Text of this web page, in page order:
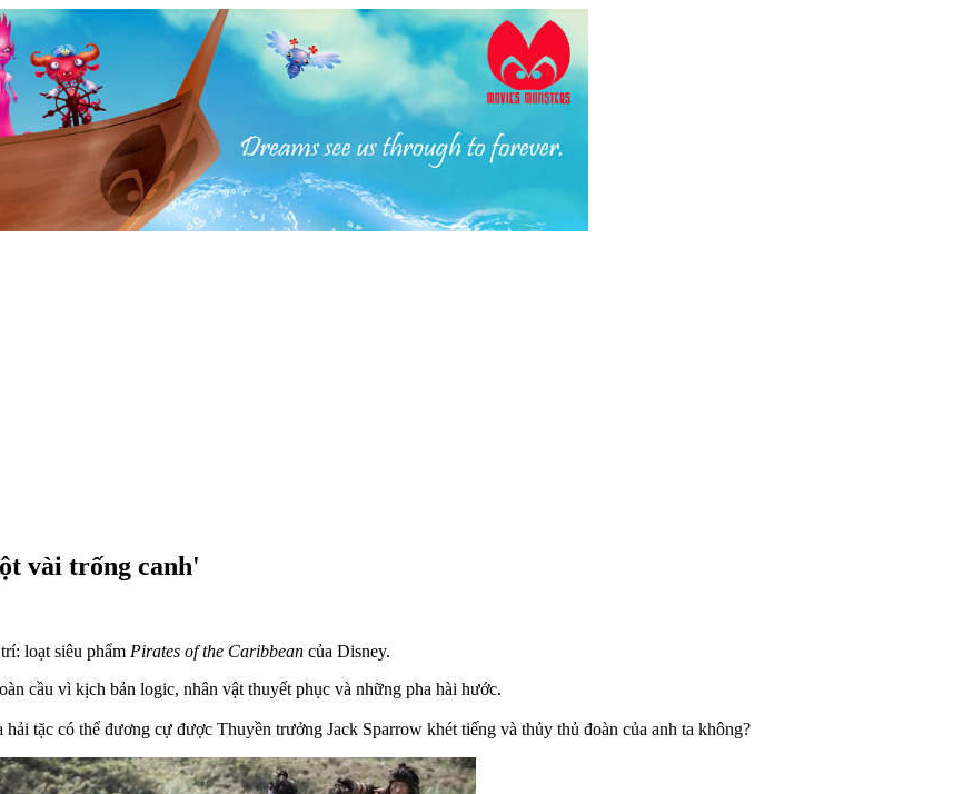
vài trống canh'
loạt siêu phẩm Pirates of the Caribbean của Disney.
cầu vì kịch bản logic, nhân vật thuyết phục và những pha hài hước.
tặc có thể đương cự được Thuyền trưởng Jack Sparrow khét tiếng và thủy thủ đoàn của anh ta không?